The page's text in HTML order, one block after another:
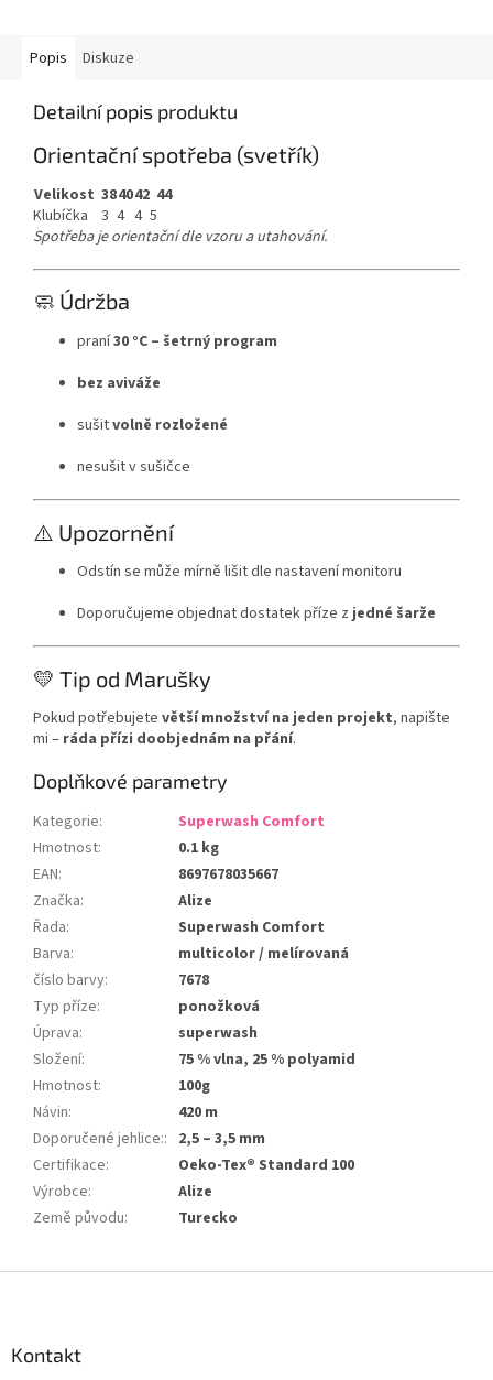
Popis Diskuze
Detailní popis produktu
Orientační spotřeba (svetřík)
Velikost 384042 44
Klubíčka
3 4 4 5
Spotřeba je orientační dle vzoru a utahování.
🧼 Údržba
praní30 °C – šetrný program
bez aviváže
sušitvolně rozložené
nesušit v sušičce
⚠️ Upozornění
Odstín se může mírně lišit dle nastavení monitoru
Doporučujeme objednat dostatek příze zjedné šarže
💛 Tip od Marušky
Pokud potřebujete větší množství na jeden projekt, napište
mi – ráda přízi doobjednám na přání.
Doplňkové parametry
Kategorie:
Superwash Comfort
Hmotnost:
0.1 kg
EAN:
8697678035667
Značka:
Alize
Řada:
Superwash Comfort
Barva:
multicolor / melírovaná
číslo barvy:
7678
Typ příze:
ponožková
Úprava:
superwash
Složení:
75 % vlna, 25 % polyamid
Hmotnost:
100g
Návin:
420 m
Doporučené jehlice:: 2,5 – 3,5 mm
Certifikace:
Oeko-Tex® Standard 100
Výrobce:
Alize
Země původu: Turecko
Kontakt